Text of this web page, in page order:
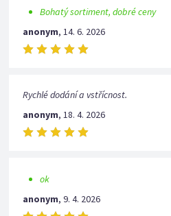
Bohatý sortiment, dobré ceny
anonym,14. 6. 2026
Rychlé dodání a vstřícnost.
anonym,18. 4. 2026
ok
anonym,9. 4. 2026